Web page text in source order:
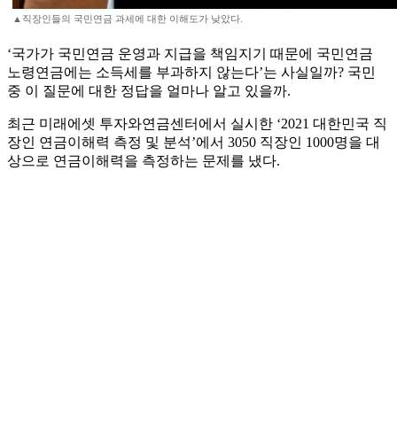
▲직장인들의 국민연금 과세에 대한 이해도가 낮았다.
‘국가가 국민연금 운영과 지급을 책임지기 때문에 국민연금
노령연금에는 소득세를 부과하지 않는다’는 사실일까? 국민
중 이 질문에 대한 정답을 얼마나 알고 있을까.
최근 미래에셋 투자와연금센터에서 실시한 ‘2021 대한민국 직
장인 연금이해력 측정 및 분석’에서 3050 직장인 1000명을 대
상으로 연금이해력을 측정하는 문제를 냈다.